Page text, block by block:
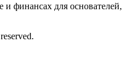
и финансах для основателей,